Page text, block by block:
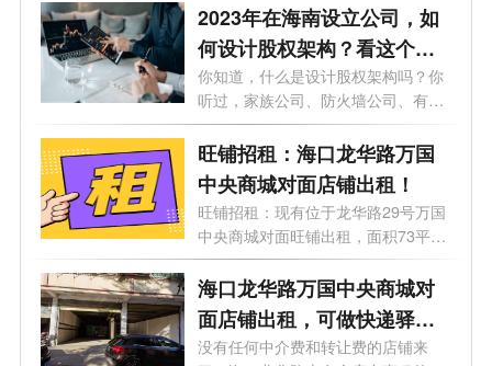
2023年在海南设立公司，如
何设计股权架构？看这个就
够了！
你知道，什么是设计股权架构吗？你
听过，家族公司、防火墙公司、有限
合伙...
旺铺招租：海口龙华路万国
中央商城对面店铺出租！
旺铺招租：现有位于龙华路29号万国
中央商城对面旺铺出租，面积73平方
和140...
海口龙华路万国中央商城对
面店铺出租，可做快递驿站
和物流仓储
没有任何中介费和转让费的店铺来